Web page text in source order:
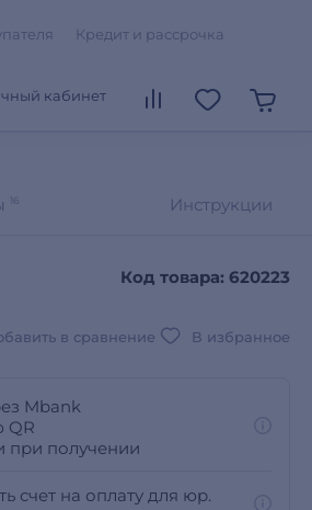
Кредит и рассрочка
кабинет
16 Инструкции
Код товара: 620223
в сравнение В избранное
Mbank
QR
при получении
счет на оплату для юр.